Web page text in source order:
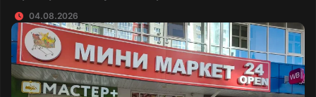
04.08.2026